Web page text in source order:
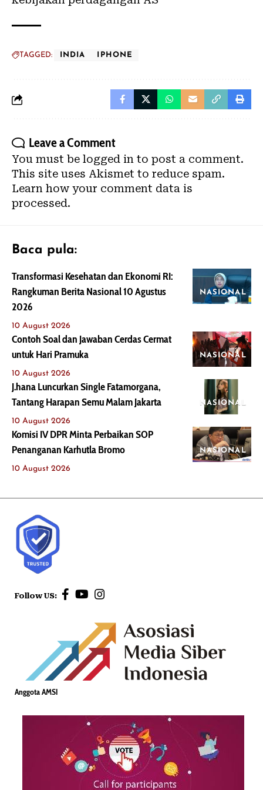
TAGGED: INDIA IPHONE
Leave a Comment
You must be logged in to post a comment.
This site uses Akismet to reduce spam.
Learn how your comment data is
processed.
Baca pula:
NASIONAL
Transformasi Kesehatan dan Ekonomi RI:
Rangkuman Berita Nasional 10 Agustus
2026
10 August 2026
NASIONAL
Contoh Soal dan Jawaban Cerdas Cermat
untuk Hari Pramuka
10 August 2026
NASIONAL
J.hana Luncurkan Single Fatamorgana,
Tantang Harapan Semu Malam Jakarta
10 August 2026
NASIONAL
Komisi IV DPR Minta Perbaikan SOP
Penanganan Karhutla Bromo
10 August 2026
Follow US:
Anggota AMSI